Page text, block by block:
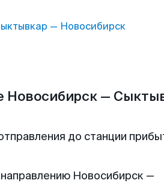
— Новосибирск
Новосибирск —
до станции
Новосибирск —